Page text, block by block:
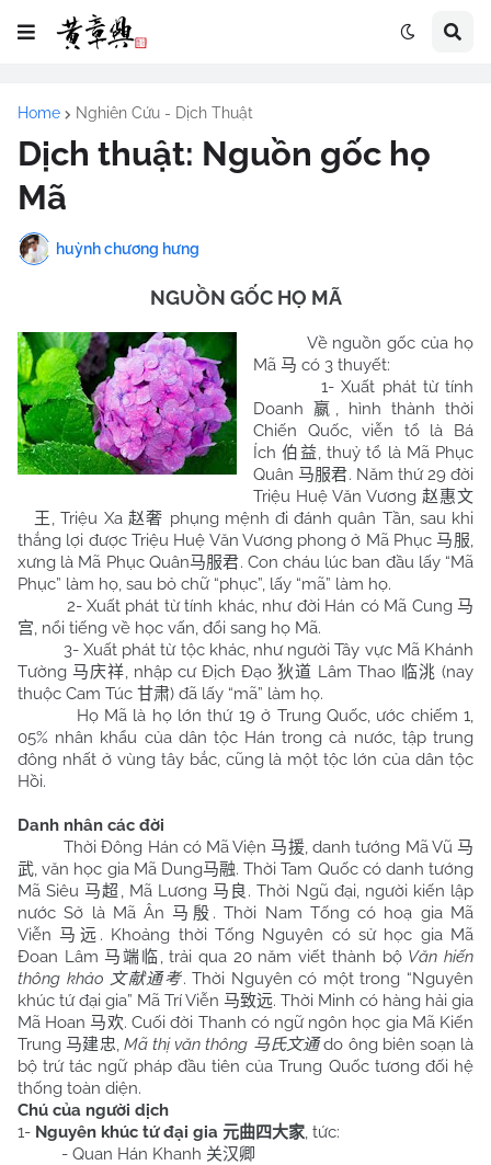
Home Nghiên Cứu - Dịch Thuật
Dịch thuật: Nguồn gốc họ
Mã
huỳnh chương hưng
NGUỒN GỐC HỌ MÃ
Về nguồn gốc của họ
Mã 马 có 3 thuyết:
1- Xuất phát từ tính
Doanh 嬴 , hình thành thời
Chiến Quốc, viễn tổ là Bá
Ích伯益, thuỷ tổ là Mã Phục
Quân马服君. Năm thứ 29 đời
Triệu Huệ Văn Vương 赵惠文
王, Triệu Xa 赵奢 phụng mệnh đi đánh quân Tần, sau khi
thắng lợi được Triệu Huệ Văn Vương phong ở Mã Phục马服,
xưng là Mã Phục Quân马服君. Con cháu lúc ban đầu lấy “Mã
Phục” làm họ, sau bỏ chữ “phục”, lấy “mã” làm họ.
2- Xuất phát từ tính khác, như đời Hán có Mã Cung 马
宫, nổi tiếng về học vấn, đổi sang họ Mã.
3- Xuất phát từ tộc khác, như người Tây vực Mã Khánh
Tường 马庆祥, nhập cư Địch Đạo 狄道 Lâm Thao 临洮 (nay
thuộc Cam Túc 甘肃) đã lấy “mã” làm họ.
Họ Mã là họ lớn thứ 19 ở Trung Quốc, ước chiếm 1,
05% nhân khẩu của dân tộc Hán trong cả nước, tập trung
đông nhất ở vùng tây bắc, cũng là một tộc lớn của dân tộc
Hồi.
Danh nhân các đời
Thời Đông Hán có Mã Viện马援, danh tướng Mã Vũ马
武, văn học gia Mã Dung马融. Thời Tam Quốc có danh tướng
Mã Siêu马超 , Mã Lương 马良. Thời Ngũ đại, người kiến lập
nước Sở là Mã Ân马殷 . Thời Nam Tống có hoạ gia Mã
Viễn马远 . Khoảng thời Tống Nguyên có sử học gia Mã
Đoan Lâm马端临, trải qua 20 năm viết thành bộ Văn hiến
thông khảo 文献通考. Thời Nguyên có một trong “Nguyên
khúc tứ đại gia” Mã Trí Viễn 马致远. Thời Minh có hàng hải gia
Mã Hoan马欢. Cuối đời Thanh có ngữ ngôn học gia Mã Kiến
Trung马建忠, Mã thị văn thông 马氏文通do ông biên soạn là
bộ trứ tác ngữ pháp đầu tiên của Trung Quốc tương đối hệ
thống toàn diện.
Chú của người dịch
1- Nguyên khúc tứ đại gia 元曲四大家, tức:
- Quan Hán Khanh 关汉卿